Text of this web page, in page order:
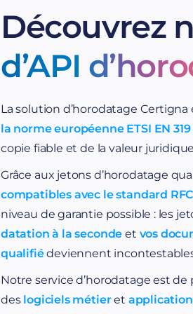
Découvrez
d’API
La solution d’horodatage Certigna
la norme européenne ETSI EN 319
copie fiable et de la valeur
Grâce aux jetons d’horodatage
compatibles avec le standard
niveau de garantie possible : les
datation à la seconde et vos
qualifiédeviennent
Notre service d’horodatage est
des logiciels métieret